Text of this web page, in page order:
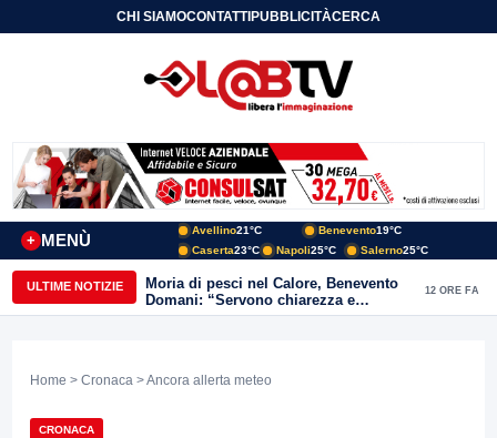
CHI SIAMOCONTATTIPUBBLICITÀCERCA
MENÙ
+
Avellino21°C Benevento19°C
Caserta23°C Napoli25°C Salerno25°C
ULTIME NOTIZIE
Moria di pesci nel Calore, Benevento
Domani: “Servono chiarezza e
approfondimenti sulla gestione
12 ORE FA
Home > Cronaca > Ancora allerta meteo
CRONACA